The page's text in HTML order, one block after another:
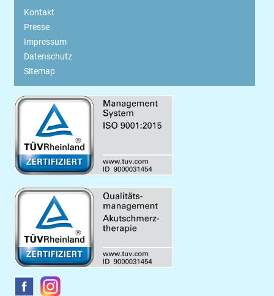
Kontakt
Presse
Impressum
Datenschutz
Sitemap